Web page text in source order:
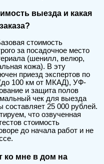
выезда и какая
стоимость
за посадочное место
(шенилл, велюр,
кожа). В эту
приезд экспертов по
100 км от МКАД), УФ-
и защита полов
чек для выезда
составляет 25 000 рублей.
что озвученная
стоимость
до начала работ и не
ко мне в дом на